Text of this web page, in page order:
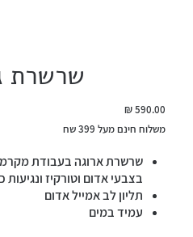
שרשרת
מחיר
משלוח חינם מעל 399 שח
שרשרת ארוגה בעבודת
בצבעי אדום וטורקיז ונגיעות
תליון לב אמייל אדום
עמיד במים